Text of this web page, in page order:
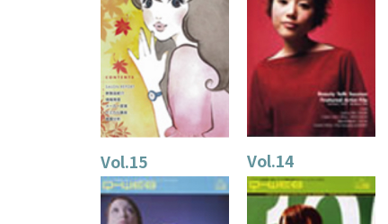
Vol.15 Vol.14